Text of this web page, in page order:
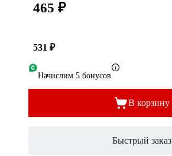
465 ₽
531 ₽
Начислим 5 бонусов
В корзину
Быстрый заказ